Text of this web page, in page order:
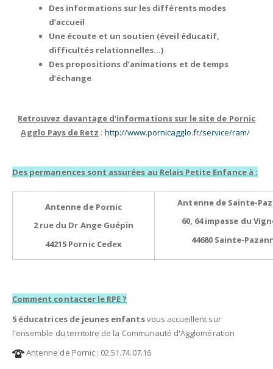
Des informations sur les différents modes
d’accueil
Une écoute et un soutien (éveil éducatif,
difficultés relationnelles…)
Des propositions d’animations et de temps
d’échange
Retrouvez davantage d'informations sur le site de Pornic
Agglo Pays de Retz : http://www.pornicagglo.fr/service/ram/
Des permanences sont assurées au Relais Petite Enfance à :
Antenne de Pornic
2 rue du Dr Ange Guépin
44215 Pornic Cedex
Antenne de Sainte-
60, 64 impasse du
44680 Sainte-
Comment contacter le RPE ?
5 éducatrices de jeunes enfantsvous accueillent sur
l'ensemble du territoire de la Communauté d'Agglomération
Antenne de Pornic : 02.51.74.07.16